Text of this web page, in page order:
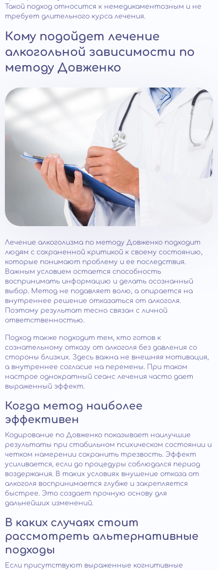
Такой подход относится к немедикаментозным и не
требует длительного курса лечения.
Кому подойдет лечение
алкогольной зависимости по
методу Довженко
Лечение алкоголизма по методу Довженко подходит
людям с сохраненной критикой к своему состоянию,
которые понимают проблему и ее последствия.
Важным условием остается способность
воспринимать информацию и делать осознанный
выбор. Метод не подавляет волю, а опирается на
внутреннее решение отказаться от алкоголя.
Поэтому результат тесно связан с личной
ответственностью.
Подход также подходит тем, кто готов к
сознательному отказу от алкоголя без давления со
стороны близких. Здесь важна не внешняя мотивация,
а внутреннее согласие на перемены. При таком
настрое однократный сеанс лечения часто дает
выраженный эффект.
Когда метод наиболее
эффективен
Кодирование по Довженко показывает наилучшие
результаты при стабильном психическом состоянии и
четком намерении сохранить трезвость. Эффект
усиливается, если до процедуры соблюдался период
воздержания. В таких условиях внушение отказа от
алкоголя воспринимается глубже и закрепляется
быстрее. Это создает прочную основу для
дальнейших изменений.
В каких случаях стоит
рассмотреть альтернативные
подходы
Если присутствуют выраженные когнитивные